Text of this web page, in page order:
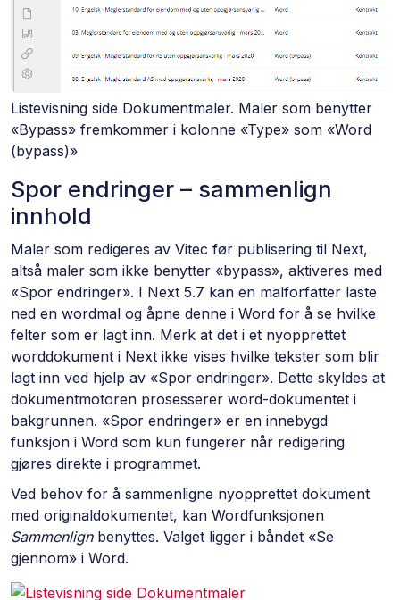
Listevisning side Dokumentmaler. Maler som benytter
«Bypass» fremkommer i kolonne «Type» som «Word
(bypass)»
Spor endringer – sammenlign
innhold
Maler som redigeres av Vitec før publisering til Next,
altså maler som ikke benytter «bypass», aktiveres med
«Spor endringer». I Next 5.7 kan en malforfatter laste
ned en wordmal og åpne denne i Word for å se hvilke
felter som er lagt inn. Merk at det i et nyopprettet
worddokument i Next ikke vises hvilke tekster som blir
lagt inn ved hjelp av «Spor endringer». Dette skyldes at
dokumentmotoren prosesserer word-dokumentet i
bakgrunnen. «Spor endringer» er en innebygd
funksjon i Word som kun fungerer når redigering
gjøres direkte i programmet.
Ved behov for å sammenligne nyopprettet dokument
med originaldokumentet, kan Wordfunksjonen
Sammenlignbenyttes. Valget ligger i båndet «Se
gjennom» i Word.